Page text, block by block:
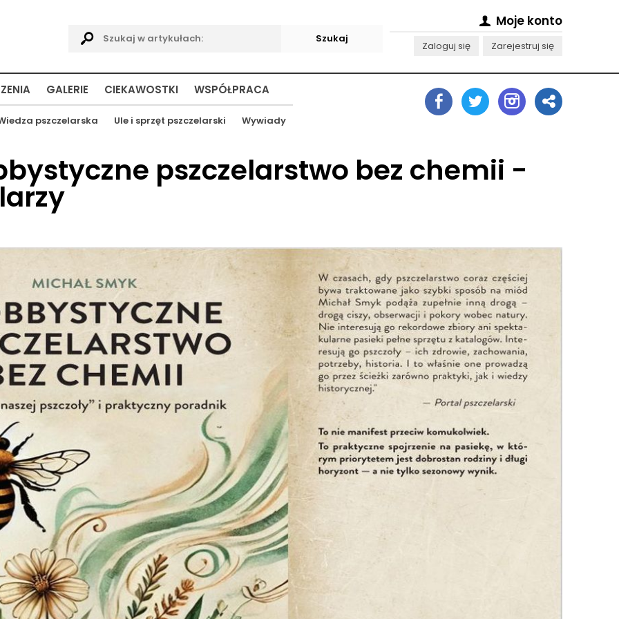
Moje konto
Zaloguj się Zarejestruj się
pszczelarska Ule i sprzęt pszczelarski Wywiady
GALERIE CIEKAWOSTKI WSPÓŁPRACA
pszczelarstwo bez chemii -